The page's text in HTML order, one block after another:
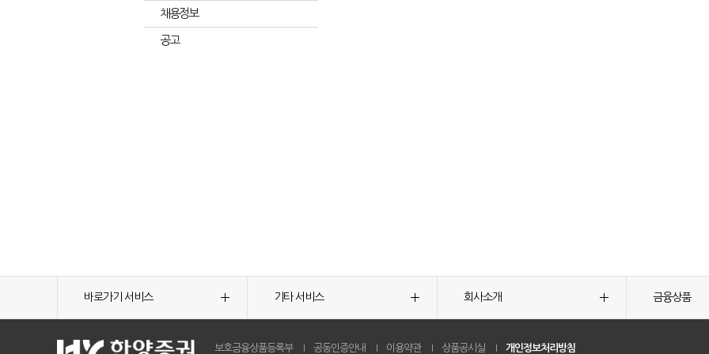
채용정보
공고
바로가기 서비스 기타 서비스 회사소개 금융상품
보호금융상품등록부 공동인증안내 이용약관 상품공시실 개인정보처리방침